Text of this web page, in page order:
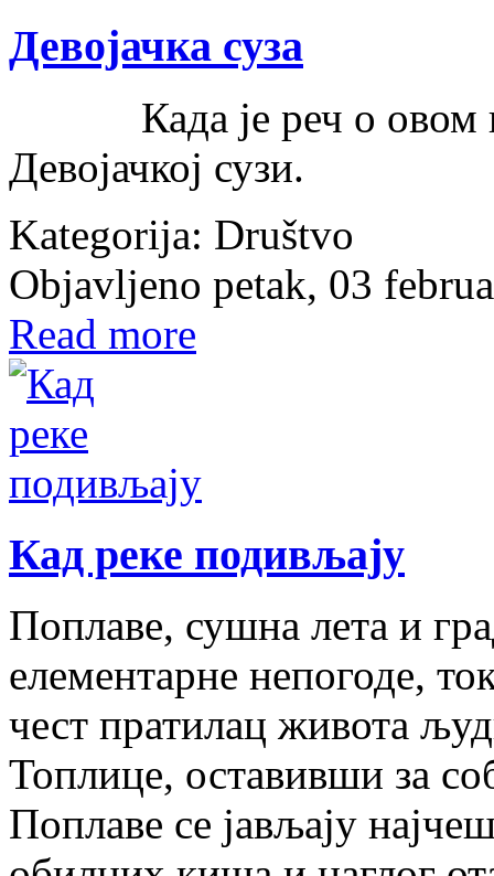
Девојачка суза
Када је реч о овом
Девојачкој сузи.
Kategorija: Društvo
Objavljeno petak, 03
Read more
Кад реке подивљају
Поплаве, сушна лета и
елементарне непогоде,
чест пратилац живота
Топлице, оставивши за
Поплаве се јављају